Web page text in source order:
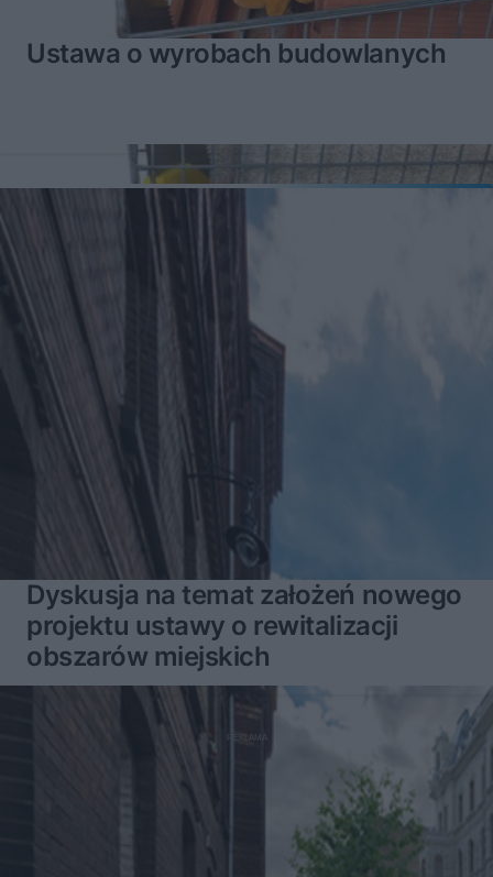
Ustawa o wyrobach budowlanych
Dyskusja na temat założeń nowego
projektu ustawy o rewitalizacji
obszarów miejskich